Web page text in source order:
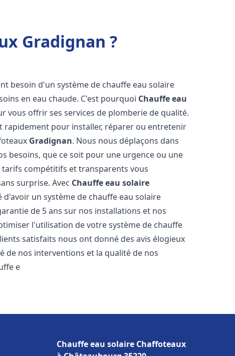
Gradignan ?
besoin d'un système de chauffe eau solaire
en eau chaude. C'est pourquoi Chauffe eau
vous offrir ses services de plomberie de qualité.
pour installer, réparer ou entretenir
Gradignan. Nous nous déplaçons dans
besoins, que ce soit pour une urgence ou une
compétitifs et transparents vous
surprise. Avec Chauffe eau solaire
d'avoir un système de chauffe eau solaire
de 5 ans sur nos installations et nos
l'utilisation de votre système de chauffe
satisfaits nous ont donné des avis élogieux
nos interventions et la qualité de nos
e
Chauffe eau solaire Chaffoteaux